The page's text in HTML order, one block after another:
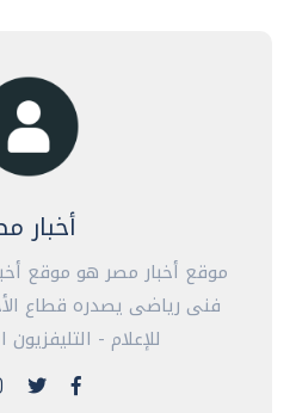
أخبار
موقع أخبار مصر هو موقع
فنى رياضى يصدره قطاع
للإعلام -